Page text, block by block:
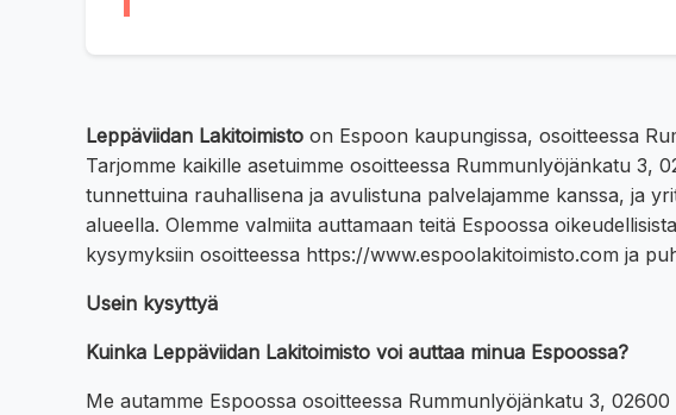
Leppäviidan Lakitoimisto on Espoon kaupungissa, osoitteessa
Tarjomme kaikille asetuimme osoitteessa Rummunlyöjänkatu 3,
tunnettuina rauhallisena ja avulistuna palvelajamme kanssa, ja
alueella. Olemme valmiita auttamaan teitä Espoossa
kysymyksiin osoitteessa https://www.espoolakitoimisto.com ja
Usein kysyttyä
Kuinka Leppäviidan Lakitoimisto voi auttaa minua Espoossa?
Me autamme Espoossa osoitteessa Rummunlyöjänkatu 3,